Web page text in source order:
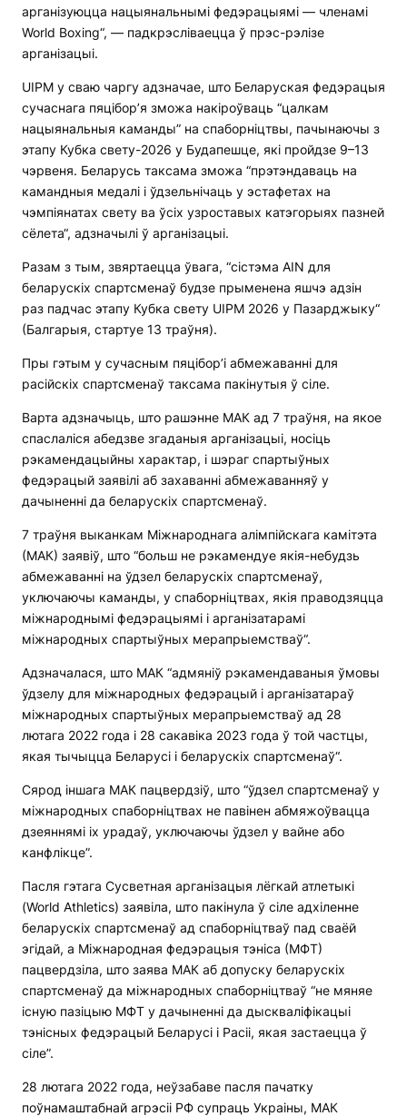
арганізуюцца нацыянальнымі федэрацыямі — членамі
World Boxing“, — падкрэсліваецца ў прэс-рэлізе
арганізацыі.
UIPM у сваю чаргу адзначае, што Беларуская федэрацыя
сучаснага пяцібор’я зможа накіроўваць “цалкам
нацыянальныя каманды” на спаборніцтвы, пачынаючы з
этапу Кубка свету-2026 у Будапешце, які пройдзе 9–13
чэрвеня. Беларусь таксама зможа “прэтэндаваць на
камандныя медалі і ўдзельнічаць у эстафетах на
чэмпіянатах свету ва ўсіх узроставых катэгорыях пазней
сёлета“, адзначылі ў арганізацыі.
Разам з тым, звяртаецца ўвага, “сістэма AIN для
беларускіх спартсменаў будзе прыменена яшчэ адзін
раз падчас этапу Кубка свету UIPM 2026 у Пазарджыку“
(Балгарыя, стартуе 13 траўня).
Пры гэтым у сучасным пяцібор’і абмежаванні для
расійскіх спартсменаў таксама пакінутыя ў сіле.
Варта адзначыць, што рашэнне МАК ад 7 траўня, на якое
спаслаліся абедзве згаданыя арганізацыі, носіць
рэкамендацыйны характар, і шэраг спартыўных
федэрацый заявілі аб захаванні абмежаванняў у
дачыненні да беларускіх спартсменаў.
7 траўня выканкам Міжнароднага алімпійскага камітэта
(МАК) заявіў, што “больш не рэкамендуе якія-небудзь
абмежаванні на ўдзел беларускіх спартсменаў,
уключаючы каманды, у спаборніцтвах, якія праводзяцца
міжнароднымі федэрацыямі і арганізатарамі
міжнародных спартыўных мерапрыемстваў“.
Адзначалася, што МАК “адмяніў рэкамендаваныя ўмовы
ўдзелу для міжнародных федэрацый і арганізатараў
міжнародных спартыўных мерапрыемстваў ад 28
лютага 2022 года і 28 сакавіка 2023 года ў той частцы,
якая тычыцца Беларусі і беларускіх спартсменаў“.
Сярод іншага МАК пацвердзіў, што “ўдзел спартсменаў у
міжнародных спаборніцтвах не павінен абмяжоўвацца
дзеяннямі іх урадаў, уключаючы ўдзел у вайне або
канфлікце”.
Пасля гэтага Сусветная арганізацыя лёгкай атлетыкі
(World Athletics) заявіла, што пакінула ў сіле адхіленне
беларускіх спартсменаў ад спаборніцтваў пад сваёй
эгідай, а Міжнародная федэрацыя тэніса (МФТ)
пацвердзіла, што заява МАК аб допуску беларускіх
спартсменаў да міжнародных спаборніцтваў “не мяняе
існую пазіцыю МФТ у дачыненні да дыскваліфікацыі
тэнісных федэрацый Беларусі і Расіі, якая застаецца ў
сіле”.
28 лютага 2022 года, неўзабаве пасля пачатку
поўнамаштабнай агрэсіі РФ супраць Украіны, МАК